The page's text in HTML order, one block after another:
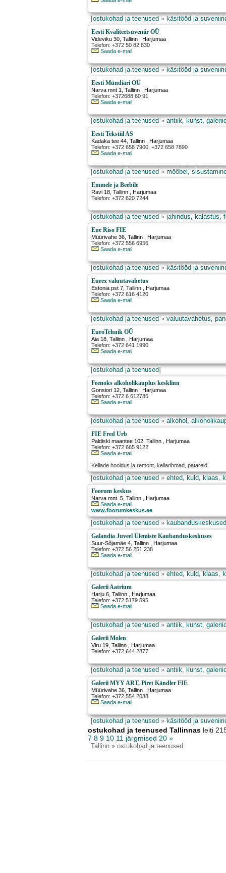
[ostukohad ja teenused»käsitööd ja
Eesti Kvaliteetsuveniir OÜ
Videviku 30 ,Tallinn , Harjumaa
Telefon: +372 50 82 830
Saada e-mail
[ostukohad ja teenused»käsitööd ja
Eesti Mündiäri OÜ
Narva mnt 1 ,Tallinn , Harjumaa
Telefon: +372688 60 91
Saada e-mail
[ostukohad ja teenused»antiik, kunst,
Eesti Tekstiil AS
Kadaka tee 44 ,Tallinn , Harjumaa
Telefon: +372 658 7900, +372 658 7890
Saada e-mail
[ostukohad ja teenused»mööbel,
Emmele ja Beebile
Ravi 18 ,Tallinn , Harjumaa
Telefon: +372 620 7244
[ostukohad ja teenused»jahindus, kalastus,
Ene Riso FIE
Müürivahe 36 ,Tallinn , Harjumaa
Telefon: +372 556 6956
Saada e-mail
[ostukohad ja teenused»käsitööd ja
Eurex valuutavahetus
Estonia pst 7 ,Tallinn , Harjumaa
Telefon: +372 616 4120
Saada e-mail
[ostukohad ja teenused»valuutavahetus,
EuroTehnik OÜ
Aia 18 ,Tallinn , Harjumaa
Telefon: +372 641 1990
Saada e-mail
[ostukohad ja teenused]
Feenoks alkoholikauplus kesklinn
Gonsiori 12 ,Tallinn , Harjumaa
Telefon: +372 6 612785
Saada e-mail
[ostukohad ja teenused»alkohol,
FIE Fred Urb
Paldiski maantee 102 ,Tallinn , Harjumaa
Telefon: +372 665 9122
Saada e-mail
Kellade hooldus ja remont, kellarihmad, patareid.
[ostukohad ja teenused»ehted, kuld, klaas,
Foorum keskus
Narva mnt. 5 ,Tallinn , Harjumaa
Saada e-mail
www.foorumkeskus.ee
[ostukohad ja teenused»
Galandia Juveel Ülemiste Kaubanduskeskuses
Suur-Sõjamäe 4 ,Tallinn , Harjumaa
Telefon: +372 56 251 238
Saada e-mail
[ostukohad ja teenused»ehted, kuld, klaas,
Galerii Aatrium
Harju 6 ,Tallinn , Harjumaa
Telefon: +372 5179 595
Saada e-mail
[ostukohad ja teenused»antiik, kunst,
Galerii Molen
Viru 19 ,Tallinn , Harjumaa
Telefon: +372 644 2877
[ostukohad ja teenused»antiik, kunst,
Galerii MYY ART, Piret Kändler FIE
Müürivahe 36 ,Tallinn , Harjumaa
Telefon: +372 554 2088
Saada e-mail
[ostukohad ja teenused»käsitööd ja
ostukohad ja teenused Tallinnas leiti
7 8 9 10 11 järgmised 20 »
Tallinn » ostukohad ja teenused